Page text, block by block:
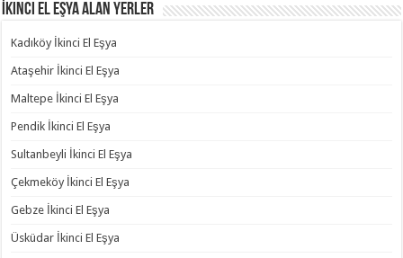
İkinci El Eşya Alan Yerler
Kadıköy İkinci El Eşya
Ataşehir İkinci El Eşya
Maltepe İkinci El Eşya
Pendik İkinci El Eşya
Sultanbeyli İkinci El Eşya
Çekmeköy İkinci El Eşya
Gebze İkinci El Eşya
Üsküdar İkinci El Eşya